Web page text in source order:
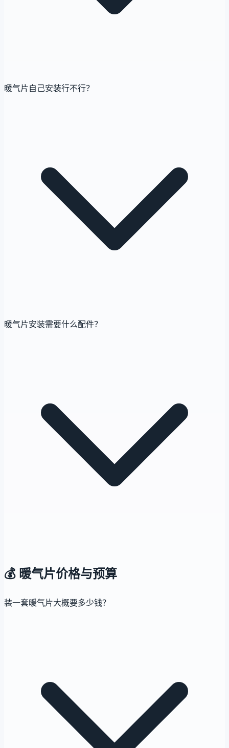
暖气片自己安装行不行？
暖气片安装需要什么配件？
💰 暖气片价格与预算
装一套暖气片大概要多少钱？